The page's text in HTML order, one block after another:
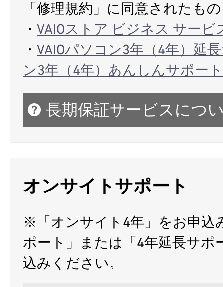
「修理規約」に同意されたも
・ VAIOストア ビジネス サービ
・ VAIOパソコン3年（4年）延
ン3年（4年）あんしんサポー
長期保証サービスにつ
オンサイトサポート
※「オンサイト4年」をお申込
ポート」または「4年延長サポ
込みください。